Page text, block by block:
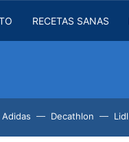
RECETAS SANAS
DE
Adidas Decathlon Lidl